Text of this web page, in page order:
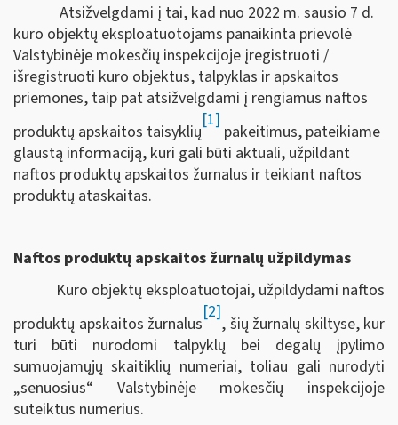
Atsižvelgdami į tai, kad nuo 2022 m. sausio 7 d.
kuro objektų eksploatuotojams panaikinta prievolė
Valstybinėje mokesčių inspekcijoje įregistruoti /
išregistruoti kuro objektus, talpyklas ir apskaitos
priemones, taip pat atsižvelgdami į rengiamus naftos
produktų apskaitos taisyklių
[1]
pakeitimus, pateikiame
glaustą informaciją, kuri gali būti aktuali, užpildant
naftos produktų apskaitos žurnalus ir teikiant naftos
produktų ataskaitas.
Naftos produktų apskaitos žurnalų užpildymas
Kuro objektų eksploatuotojai, užpildydami naftos
produktų apskaitos žurnalus
[2]
, šių žurnalų skiltyse, kur
turi būti nurodomi talpyklų bei degalų įpylimo
sumuojamųjų skaitiklių numeriai, toliau gali nurodyti
„senuosius“ Valstybinėje mokesčių inspekcijoje
suteiktus numerius.